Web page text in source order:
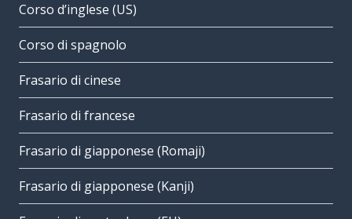
Corso d’inglese (US)
Corso di spagnolo
Frasario di cinese
Frasario di francese
Frasario di giapponese (Romaji)
Frasario di giapponese (Kanji)